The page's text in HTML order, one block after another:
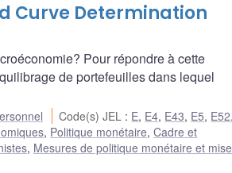
Curve Determination
Pour répondre à cette
de portefeuilles dans lequel
Code(s) JEL : E, E4, E43, E5, E52,
, Politique monétaire,Cadre et
, Mesures de politique monétaire et mise